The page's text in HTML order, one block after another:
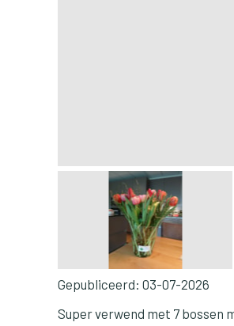
Gepubliceerd: 03-07-2026
Super verwend met 7 bossen